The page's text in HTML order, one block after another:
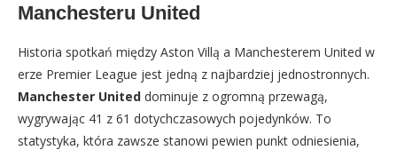
Manchesteru United
Historia spotkań między Aston Villą a Manchesterem United w
erze Premier League jest jedną z najbardziej jednostronnych.
Manchester United dominuje z ogromną przewagą,
wygrywając 41 z 61 dotychczasowych pojedynków. To
statystyka, która zawsze stanowi pewien punkt odniesienia,